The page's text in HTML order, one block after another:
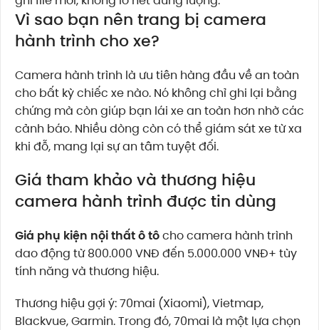
Vì sao bạn nên trang bị camera
hành trình cho xe?
Camera hành trình là ưu tiên hàng đầu về an toàn
cho bất kỳ chiếc xe nào. Nó không chỉ ghi lại bằng
chứng mà còn giúp bạn lái xe an toàn hơn nhờ các
cảnh báo. Nhiều dòng còn có thể giám sát xe từ xa
khi đỗ, mang lại sự an tâm tuyệt đối.
Giá tham khảo và thương hiệu
camera hành trình được tin dùng
Giá phụ kiện nội thất ô tôcho camera hành trình
dao động từ 800.000 VNĐ đến 5.000.000 VNĐ+ tùy
tính năng và thương hiệu.
Thương hiệu gợi ý: 70mai (Xiaomi), Vietmap,
Blackvue, Garmin. Trong đó, 70mai là một lựa chọn